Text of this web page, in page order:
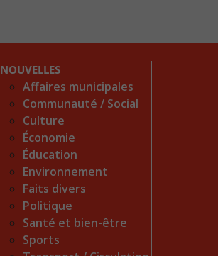
NOUVELLES
Affaires municipales
Communauté / Social
Culture
Économie
Éducation
Environnement
Faits divers
Politique
Santé et bien-être
Sports